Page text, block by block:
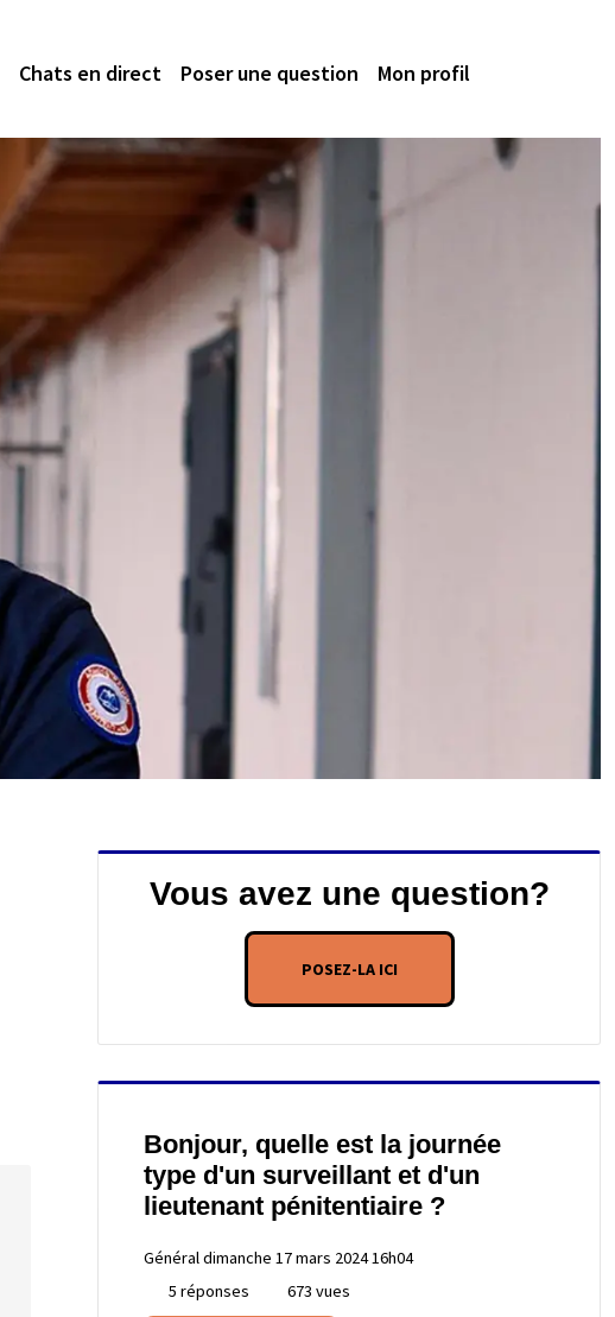
Chats en direct Poser une question Mon profil
Vous avez une question?
POSEZ-LA ICI
Bonjour, quelle est la journée
type d'un surveillant et d'un
lieutenant pénitentiaire ?
Général dimanche 17 mars 2024 16h04
5 réponses
673 vues